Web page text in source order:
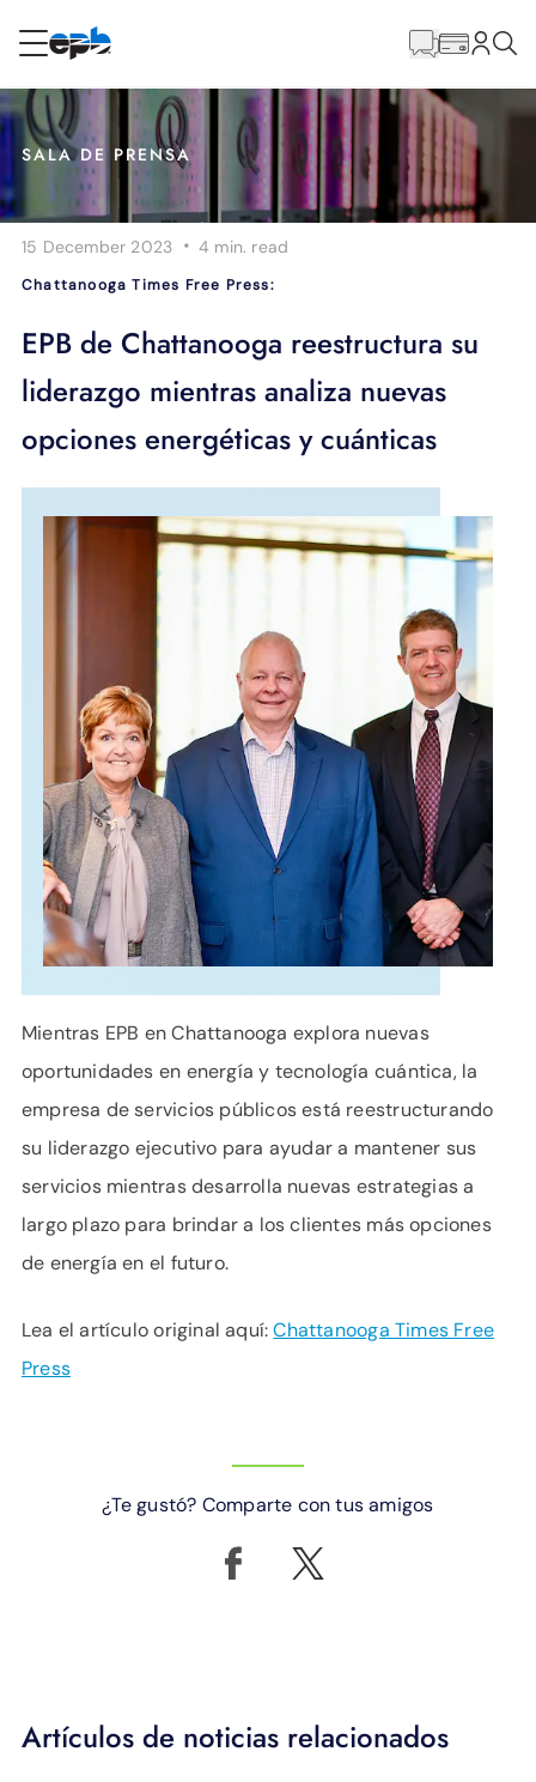
RESIDENCIAL NEGOCIO
Internet
Energía
Televisión
Teléfono
APOYO
principal
SALA DE PRENSA
15 December 2023 · 4 min. read
Chattanooga Times Free Press:
EPB de Chattanooga reestructura su
liderazgo mientras analiza nuevas
opciones energéticas y cuánticas
Mientras EPB en Chattanooga explora nuevas
oportunidades en energía y tecnología cuántica, la
empresa de servicios públicos está reestructurando
su liderazgo ejecutivo para ayudar a mantener sus
servicios mientras desarrolla nuevas estrategias a
largo plazo para brindar a los clientes más opciones
de energía en el futuro.
Lea el artículo original aquí:Chattanooga Times Free
Press
¿Te gustó? Comparte con tus amigos
Artículos de noticias relacionados